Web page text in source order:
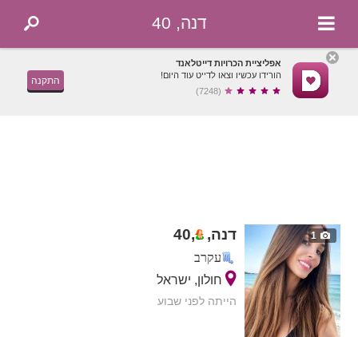
דנה, 40
אפליציית הכרויות דייטלאנד
הורידו עכשיו וצאו לדייט עוד היום!
(7248)
התקנה
1 דנה, ,
40
עקרב
חולון, ישראל
הייתה לפני שבוע